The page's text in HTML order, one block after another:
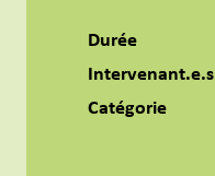
Durée
Intervenant.e.s
Catégorie